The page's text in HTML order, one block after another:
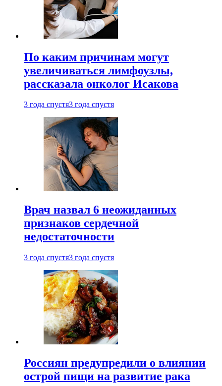
По каким причинам могут
увеличиваться лимфоузлы,
рассказала онколог Исакова
3 года спустя3 года спустя
Врач назвал 6 неожиданных
признаков сердечной
недостаточности
3 года спустя3 года спустя
Россиян предупредили о влиянии
острой пищи на развитие рака